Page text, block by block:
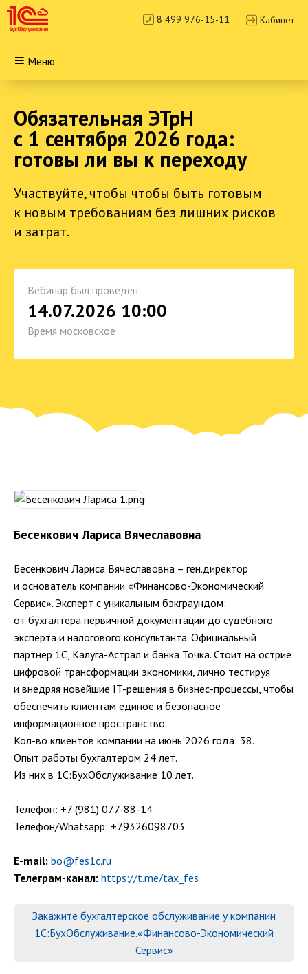
8 499 976-15-11 Кабинет
Меню
Обязательная ЭТрН
с 1 сентября 2026 года:
готовы ли вы к переходу
Участвуйте, чтобы чтобы быть готовым
к новым требованиям без лишних рисков
и затрат.
Вебинар был проведен
14.07.2026 10:00
Время московское
Бесенкович Лариса Вячеславовна
Бесенкович Лариса Вячеславовна – ген.директор
и основатель компании «Финансово-Экономический
Сервис». Эксперт с уникальным бэкграундом:
от бухгалтера первичной документации до судебного
эксперта и налогового консультанта. Официальный
партнер 1С, Калуга-Астрал и банка Точка. Стоит на острие
цифровой трансформации экономики, лично тестируя
и внедряя новейшие IT-решения в бизнес-процессы, чтобы
обеспечить клиентам единое и безопасное
информационное пространство.
Кол-во клиентов компании на июнь 2026 года: 38.
Опыт работы бухгалтером 24 лет.
Из них в 1С:БухОбслуживание 10 лет.
Телефон: +7 (981) 077-88-14
Телефон/Whatsapp: +79326098703
E-mail: bo@fes1c.ru
Телеграм-канал: https://t.me/tax_fes
Закажите бухгалтерское обслуживание у компании
1С:БухОбслуживание.«Финансово-Экономический
Сервис»